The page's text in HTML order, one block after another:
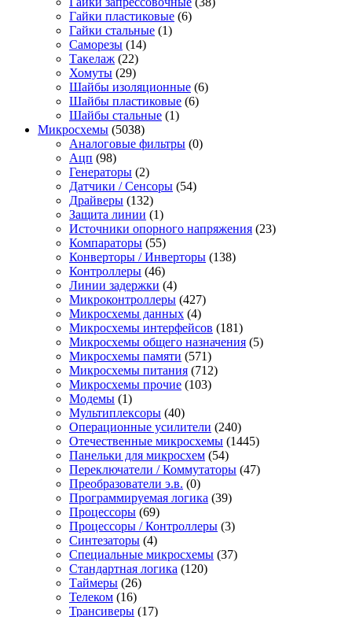
Гайки пластиковые (6)
Гайки стальные (1)
Саморезы (14)
Такелаж (22)
Хомуты (29)
Шайбы изоляционные (6)
Шайбы пластиковые (6)
Шайбы стальные (1)
Микросхемы (5038)
Аналоговые фильтры (0)
Ацп (98)
Генераторы (2)
Датчики / Сенсоры (54)
Драйверы (132)
Защита линии (1)
Источники опорного напряжения (23)
Компараторы (55)
Конверторы / Инверторы (138)
Контроллеры (46)
Линии задержки (4)
Микроконтроллеры (427)
Микросхемы данных (4)
Микросхемы интерфейсов (181)
Микросхемы общего назначения (5)
Микросхемы памяти (571)
Микросхемы питания (712)
Микросхемы прочие (103)
Модемы (1)
Мультиплексоры (40)
Операционные усилители (240)
Отечественные микросхемы (1445)
Панельки для микросхем (54)
Переключатели / Коммутаторы (47)
Преобразователи э.в. (0)
Программируемая логика (39)
Процессоры (69)
Процессоры / Контроллеры (3)
Синтезаторы (4)
Специальные микросхемы (37)
Стандартная логика (120)
Таймеры (26)
Телеком (16)
Трансиверы (17)